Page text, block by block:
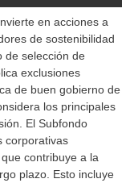
en acciones a
de sostenibilidad
de selección de
exclusiones
de buen gobierno de
los principales
El Subfondo
corporativas
contribuye a la
plazo. Esto incluye